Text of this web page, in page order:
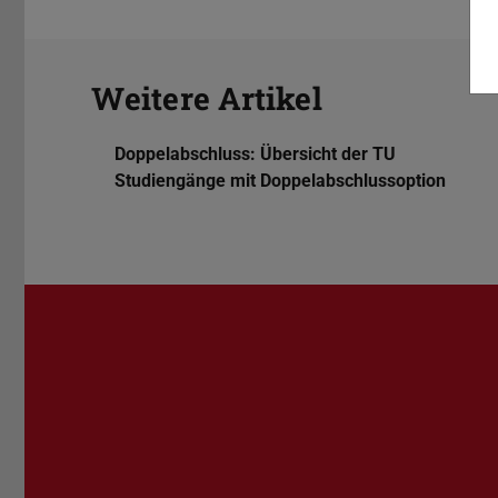
Weitere Artikel
Doppelabschluss: Übersicht der TU
Studiengänge mit Doppelabschlussoption